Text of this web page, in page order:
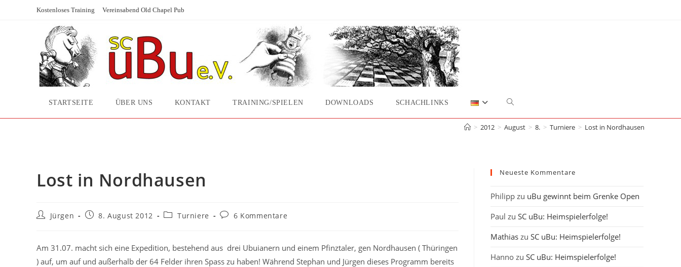
Kostenloses Training Vereinsabend Old Chapel Pub
STARTSEITE ÜBER UNS KONTAKT TRAINING/SPIELEN DOWNLOADS SCHACHLINKS Website-
Suche
> 2012 > August > 8. > Turniere > Lost in Nordhausen
Lost in Nordhausen
Beitrags-
Jürgen
Beitrag8. August 2012
Beitrags-
Turniere
Beitrags-
6 Kommentare
Am 31.07. macht sich eine Expedition, bestehend aus drei Ubuianern und einem Pfinztaler, gen Nordhausen ( Thüringen
) auf, um auf und außerhalb der 64 Felder ihren Spass zu haben! Während Stephan und Jürgen dieses Programm bereits
Neueste Kommentare
Philipp zu uBu gewinnt beim Grenke Open
Paul zu SC uBu: Heimspielerfolge!
Mathias zu SC uBu: Heimspielerfolge!
Hanno zu SC uBu: Heimspielerfolge!